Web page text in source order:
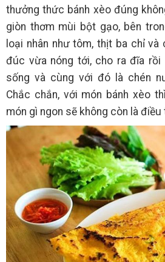
thưởng thức bánh xèo đúng
giòn thơm mùi bột gạo, bên
loại nhân như tôm, thịt ba chỉ
đúc vừa nóng tới, cho ra đĩa rồi
sống và cùng với đó là chén
Chắc chắn, với món bánh xèo
món gì ngon sẽ không còn là